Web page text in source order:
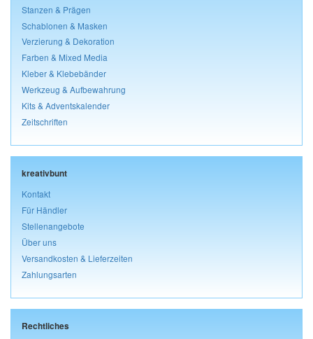
Stanzen & Prägen
Schablonen & Masken
Verzierung & Dekoration
Farben & Mixed Media
Kleber & Klebebänder
Werkzeug & Aufbewahrung
Kits & Adventskalender
Zeitschriften
kreativbunt
Kontakt
Für Händler
Stellenangebote
Über uns
Versandkosten & Lieferzeiten
Zahlungsarten
Rechtliches